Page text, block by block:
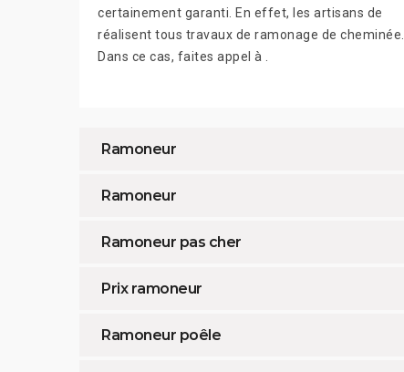
certainement garanti. En effet, les artisans de
réalisent tous travaux de ramonage de cheminée.
Dans ce cas, faites appel à .
Ramoneur
Ramoneur
Ramoneur pas cher
Prix ramoneur
Ramoneur poêle